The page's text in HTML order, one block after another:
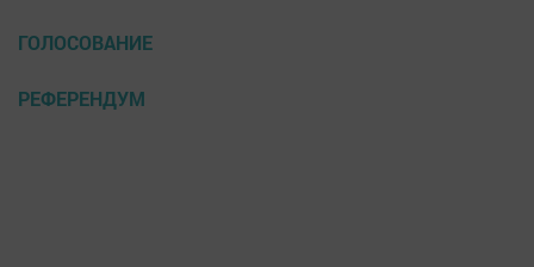
ГОЛОСОВАНИЕ
РЕФЕРЕНДУМ